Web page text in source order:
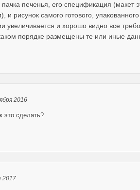
печенья, его спецификация (макет
и рисунок самого готового, упакованного
увеличивается и хорошо видно все
порядке размещены те или иные
2016
это сделать?
2017